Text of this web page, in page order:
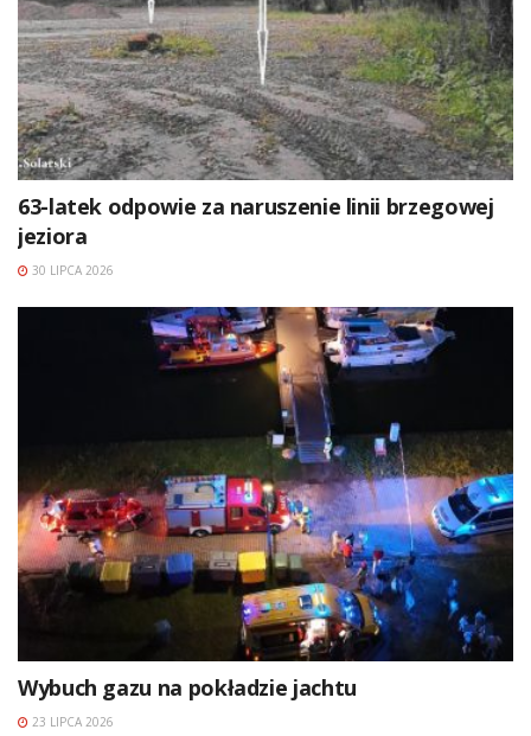
63-latek odpowie za naruszenie linii brzegowej
jeziora
30 LIPCA 2026
Wybuch gazu na pokładzie jachtu
23 LIPCA 2026